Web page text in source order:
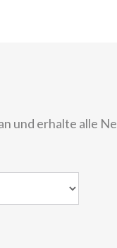
und erhalte alle